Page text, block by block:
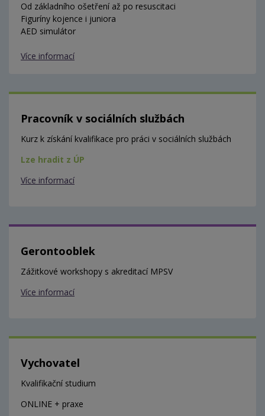
Od základního ošetření až po resuscitaci
Figuríny kojence i juniora
AED simulátor
Více informací
Pracovník v sociálních službách
Kurz k získání kvalifikace pro práci v sociálních službách
Lze hradit z ÚP
Více informací
Gerontooblek
Zážitkové workshopy s akreditací MPSV
Více informací
Vychovatel
Kvalifikační studium
ONLINE + praxe